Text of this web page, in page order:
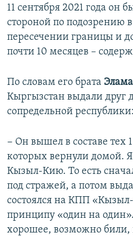
11 сентября 2021 года он
стороной по подозрению
пересечении границы и
почти 10 месяцев –
По словам его брата
Кыргызстан выдали друг
сопредельной республики:
− Он вышел в составе тех
которых вернули домой.
Кызыл-Кию. То есть
под стражей, а потом
состоялся на КПП
принципу «один на
хорошее, возможно били,